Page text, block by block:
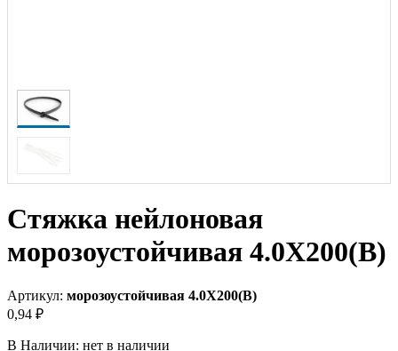
Стяжка нейлоновая
морозоустойчивая 4.0X200(B)
Артикул: морозоустойчивая 4.0X200(B)
0,94 ₽
В Наличии: нет в наличии